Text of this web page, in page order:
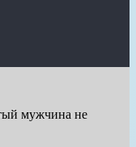
мужчина не